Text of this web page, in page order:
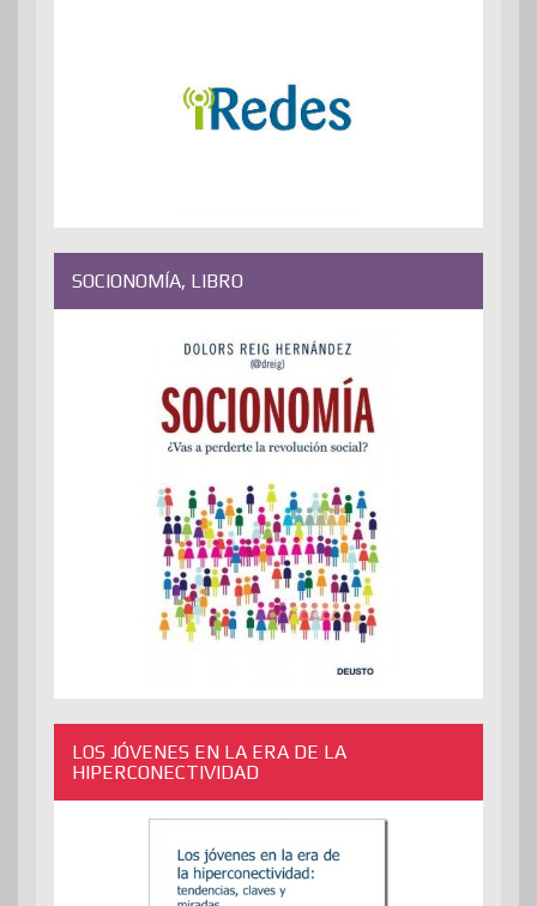
SOCIONOMÍA, LIBRO
LOS JÓVENES EN LA ERA DE LA
HIPERCONECTIVIDAD